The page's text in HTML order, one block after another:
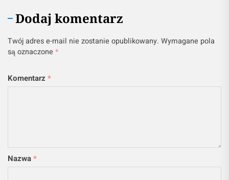
Dodaj komentarz
Twój adres e-mail nie zostanie opublikowany. Wymagane pola
są oznaczone *
Komentarz *
Nazwa*